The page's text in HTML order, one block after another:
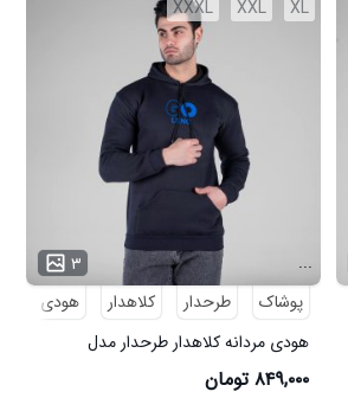
هودی مردانه
XL
XXL
XXXL
۳
...
پوشاک
طرحدار کلاهدار هودی
هودی مردانه کلاهدار طرحدار مدل
49159
۸۴۹,۰۰۰ تومان